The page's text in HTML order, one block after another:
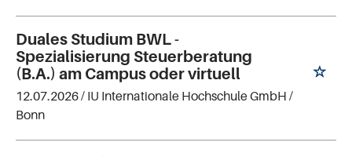
Duales Studium BWL -
Spezialisierung Steuerberatung
(B.A.) am Campus oder virtuell
12.07.2026 / IU Internationale Hochschule GmbH /
Bonn